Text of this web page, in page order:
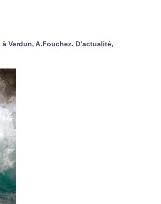
Verdun, A.Fouchez. D’actualité,